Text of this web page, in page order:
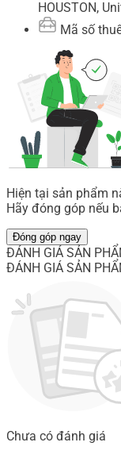
HOUSTON,
Mã số
Hiện tại sản phẩm
Hãy đóng góp nếu
Đóng góp ngay
ĐÁNH GIÁ SẢN
ĐÁNH GIÁ SẢN
Chưa có đánh giá